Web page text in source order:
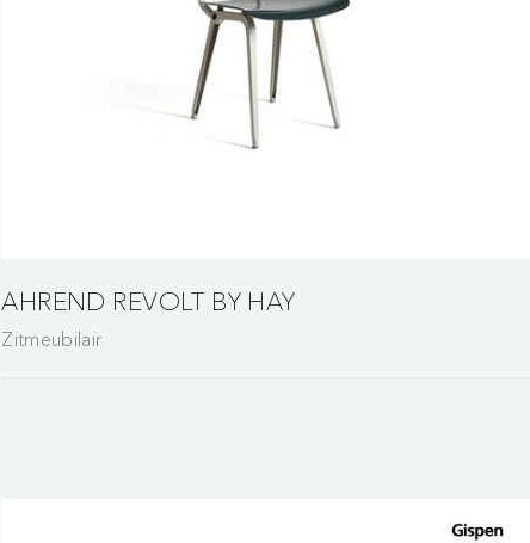
AHREND REVOLT BY HAY
Zitmeubilair